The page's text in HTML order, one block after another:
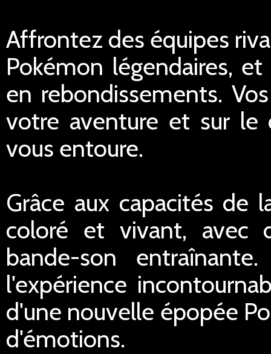
Affrontez des équipes
Pokémon légendaires,
en rebondissements.
votre aventure et sur le
vous entoure.
Grâce aux capacités de
coloré et vivant, avec
bande-son
l'expérience
d'une nouvelle épopée
d'émotions.